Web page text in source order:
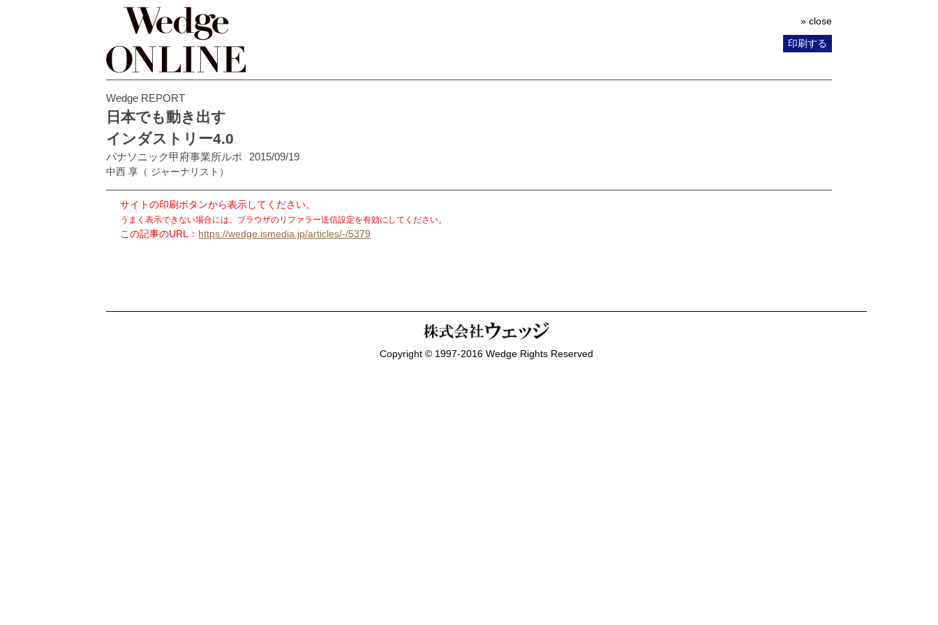
» close
印刷する
Wedge REPORT
日本でも動き出す
インダストリー4.0
パナソニック甲府事業所ルポ 2015/09/19
中西 享 （ ジャーナリスト）
サイトの印刷ボタンから表示してください。
うまく表示できない場合には、ブラウザのリファラー送信設定を有効にしてください。
この記事のURL： https://wedge.ismedia.jp/articles/-/5379
Copyright © 1997-2016 Wedge Rights Reserved